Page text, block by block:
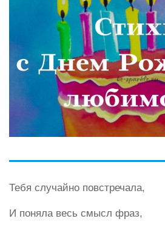
Тебя случайно повстречала,
И поняла весь смысл фраз,